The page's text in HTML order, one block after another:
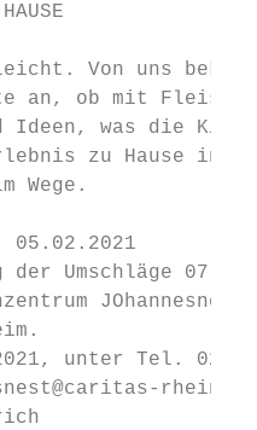
Von uns
an, ob mit Fleisch
Ideen, was die
zu Hause in
Wege.
Umschläge 07.30-
unter Tel.